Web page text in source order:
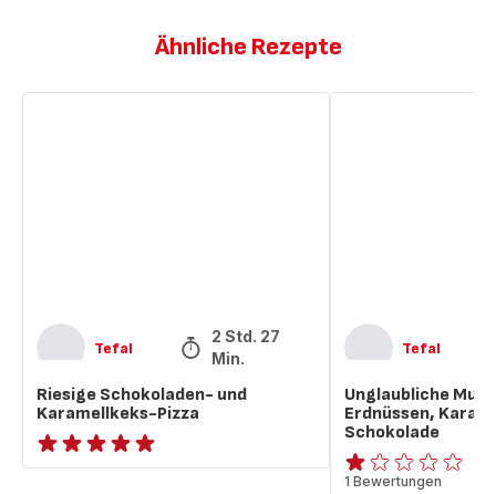
Ähnliche Rezepte
Tefal
2 Std. 27
Min.
Riesige Schokoladen- und
Karamellkeks-Pizza
ratings.NaN
Tefal
Unglaubliche
Erdnüssen,
Schokolade
Bewertung
1 Bewertungen